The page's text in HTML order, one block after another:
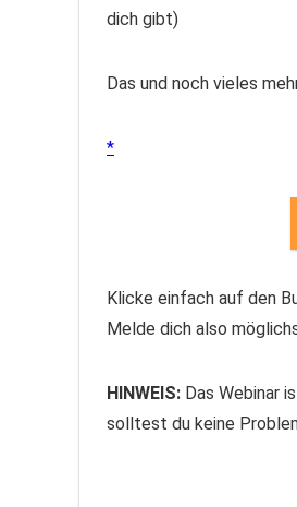
dich gibt)
Das und noch vieles
Klicke einfach auf den
Melde dich also
HINWEIS: Das Webinar
solltest du keine